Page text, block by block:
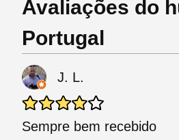
Avaliações do
Portugal
J. L.
Sempre bem recebido